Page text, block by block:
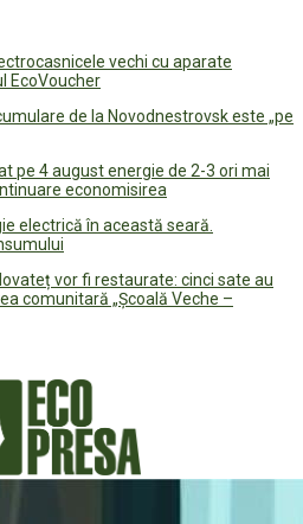
vechi cu aparate
EcoVoucher
de la Novodnestrovsk este „pe
pe 4 august energie de 2-3 ori mai
economisirea
electrică în această seară.
vor fi restaurate: cinci sate au
comunitară „Școală Veche –